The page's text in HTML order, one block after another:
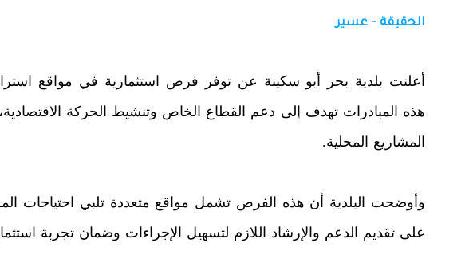
الحقيقة - عسير
أعلنت بلدية بحر أبو سكينة عن توفر فرص استثمارية في مواقع
هذه المبادرات تهدف إلى دعم القطاع الخاص وتنشيط الحركة
المشاريع المحلية.
وأوضحت البلدية أن هذه الفرص تشمل مواقع متعددة تلبي احتياجات
على تقديم الدعم والإرشاد اللازم لتسهيل الإجراءات وضمان تجربة